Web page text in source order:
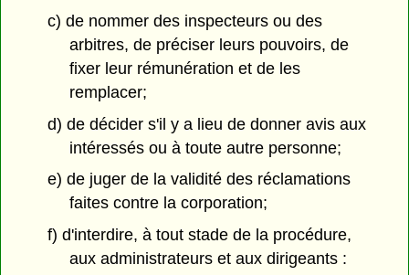
c) de nommer des inspecteurs ou des
arbitres, de préciser leurs pouvoirs, de
fixer leur rémunération et de les
remplacer;
d) de décider s'il y a lieu de donner avis aux
intéressés ou à toute autre personne;
e) de juger de la validité des réclamations
faites contre la corporation;
f) d'interdire, à tout stade de la procédure,
aux administrateurs et aux dirigeants :